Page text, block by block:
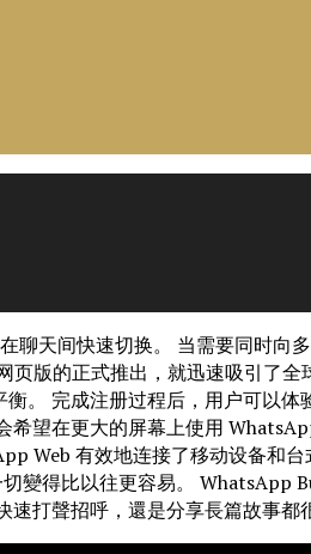
天间快速切换。 当需要同时向
版的正式推出，就迅速吸引了
。 完成注册过程后，用户可以
望在更大的屏幕上使用
Web 有效地连接了移动设备和
變得比以往更容易。 WhatsApp
速打聲招呼，還是分享長篇故事都